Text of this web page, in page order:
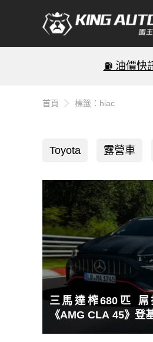
⛽️ 油價快
首頁 標籤：hiac
Toyota 露營車
三馬達榨680匹 屌
《AMG CLA 45》登